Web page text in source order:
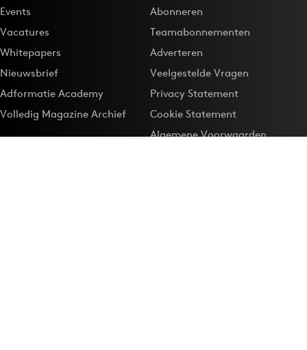
Events
Vacatures
Whitepapers
Nieuwsbrief
Adformatie Academy
Volledig Magazine Archief
Abonneren
Teamabonnementen
Adverteren
Veelgestelde Vragen
Privacy Statement
Cookie Statement
Algemene Voorwaarden